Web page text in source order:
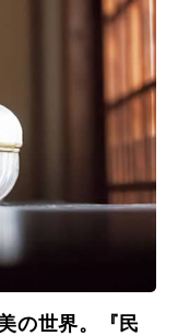
の世界。『民